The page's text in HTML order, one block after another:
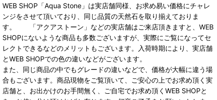
WEB SHOP「Aqua Stone」は実店舗同様、お求め易い価格にチャレ
ンジをさせて頂いており、同じ品質の天然石を取り揃えておりま
す。 「アクアストーン」などの実店舗はご来店頂きますと、WEB
SHOPにないような商品も多数ございますが、実際にご覧になってセ
レクトできるなどのメリットもございます。入荷時期により、実店舗
とWEB SHOPでの色の違いなどがございます。
また、同じ商品の中でもグレードの違いなどで、価格が大幅に違う場
合もございます。商品現物をご覧頂いて、ご安心の上でお求め頂く実
店舗と、お出かけのお手間無く、ご自宅でお求め頂くWEB SHOPと